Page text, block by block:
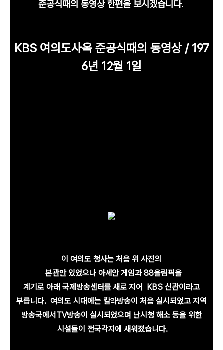
준공식때의 동영상 한편을 보시겠습니다.
KBS 여의도사옥 준공식때의 동영상 / 197
6년 12월 1일
이 여의도 청사는 처음 위 사진의
본관만 있었으나 아세안 게임과 88올림픽을
계기로 아래 국제방송센터를 새로 지어 KBS 신관이라고
부릅니다. 여의도 시대에는 칼라방송이 처음 실시되었고 지역
방송국에서TV방송이 실시되었으며 난시청 해소 등을 위한
시설들이 전국각지에 새워졌습니다.